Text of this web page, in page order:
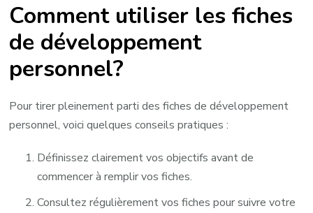
Comment utiliser les fiches
de développement
personnel?
Pour tirer pleinement parti des fiches de développement
personnel, voici quelques conseils pratiques :
Définissez clairement vos objectifs avant de
commencer à remplir vos fiches.
Consultez régulièrement vos fiches pour suivre votre